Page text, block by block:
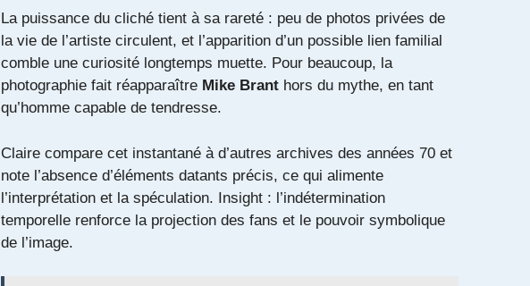
La puissance du cliché tient à sa rareté : peu de photos privées de
la vie de l’artiste circulent, et l’apparition d’un possible lien familial
comble une curiosité longtemps muette. Pour beaucoup, la
photographie fait réapparaître Mike Brant hors du mythe, en tant
qu’homme capable de tendresse.
Claire compare cet instantané à d’autres archives des années 70 et
note l’absence d’éléments datants précis, ce qui alimente
l’interprétation et la spéculation. Insight : l’indétermination
temporelle renforce la projection des fans et le pouvoir symbolique
de l’image.